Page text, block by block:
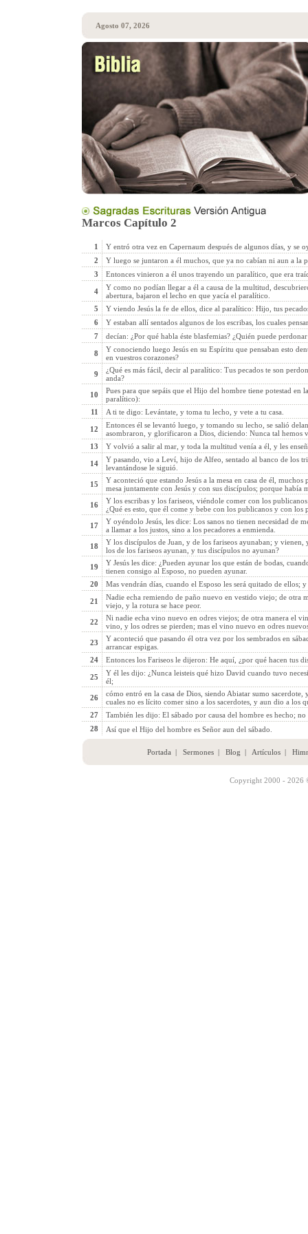
Agosto 07, 2026
Marcos Capítulo 2
1
Y entró otra vez en Capernaum después de algunos días, y se
2
Y luego se juntaron a él muchos, que ya no cabían ni aun a la
3
Entonces vinieron a él unos trayendo un paralítico, que era
4
Y como no podían llegar a él a causa de la multitud,
abertura, bajaron el lecho en que yacía el paralítico.
5
Y viendo Jesús la fe de ellos, dice al paralítico: Hijo, tus
6
Y estaban allí sentados algunos de los escribas, los cuales
7
decían: ¿Por qué habla éste blasfemias? ¿Quién puede
8
Y conociendo luego Jesús en su Espíritu que pensaban esto
en vuestros corazones?
9
¿Qué es más fácil, decir al paralítico: Tus pecados te son
anda?
10
Pues para que sepáis que el Hijo del hombre tiene potestad en
paralítico):
11
A ti te digo: Levántate, y toma tu lecho, y vete a tu casa.
12
Entonces él se levantó luego, y tomando su lecho, se salió
asombraron, y glorificaron a Dios, diciendo: Nunca tal hemos
13
Y volvió a salir al mar, y toda la multitud venía a él, y les
14
Y pasando, vio a Leví, hijo de Alfeo, sentado al banco de los
levantándose le siguió.
15
Y aconteció que estando Jesús a la mesa en casa de él,
mesa juntamente con Jesús y con sus discípulos; porque había
16
Y los escribas y los fariseos, viéndole comer con los
¿Qué es esto, que él come y bebe con los publicanos y con los
17
Y oyéndolo Jesús, les dice: Los sanos no tienen necesidad de
a llamar a los justos, sino a los pecadores a enmienda.
18
Y los discípulos de Juan, y de los fariseos ayunaban; y
los de los fariseos ayunan, y tus discípulos no ayunan?
19
Y Jesús les dice: ¿Pueden ayunar los que están de bodas,
tienen consigo al Esposo, no pueden ayunar.
20
Mas vendrán días, cuando el Esposo les será quitado de ellos;
21
Nadie echa remiendo de paño nuevo en vestido viejo; de otra
viejo, y la rotura se hace peor.
22
Ni nadie echa vino nuevo en odres viejos; de otra manera el
vino, y los odres se pierden; mas el vino nuevo en odres
23
Y aconteció que pasando él otra vez por los sembrados en
arrancar espigas.
24
Entonces los Fariseos le dijeron: He aquí, ¿por qué hacen tus
25
Y él les dijo: ¿Nunca leisteis qué hizo David cuando tuvo
él;
26
cómo entró en la casa de Dios, siendo Abiatar sumo
cuales no es lícito comer sino a los sacerdotes, y aun dio a los
27
También les dijo: El sábado por causa del hombre es hecho;
28
Así que el Hijo del hombre es Señor aun del sábado.
Portada | Sermones| Blog | Artículos|
Copyright 2000 - 2026